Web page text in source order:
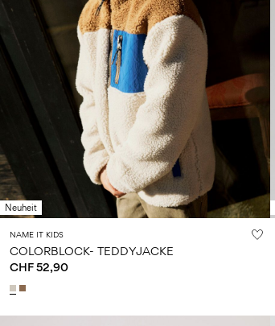
Neuheit
NAME IT KIDS
COLORBLOCK- TEDDYJACKE
CHF 52,90